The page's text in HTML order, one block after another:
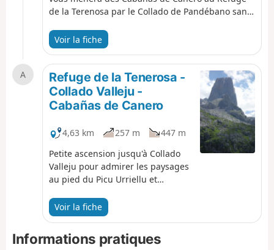
de la Terenosa par le Collado de Pandébano sans
fillettes 5 et 8 ans). Avec des jeune enfants
compter 1h30 mn. Les paysages sont superbes.
Voir la fiche
A
Refuge de la Tenerosa -
Collado Valleju -
Cabañas de Canero
4,63 km 257 m
447 m
Petite ascension jusqu'à Collado
Valleju pour admirer les paysages
au pied du Picu Urriellu et
de 500 mètres, Puis retour en
direction de la Vega de Cuerros en
Terenosa.
Voir la fiche
Informations pratiques